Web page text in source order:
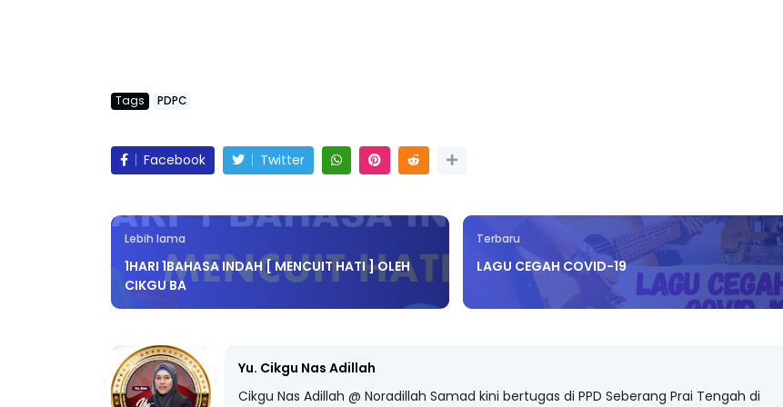
Tags PDPC
Facebook Twitter
Lebih lama
1HARI 1BAHASA INDAH [ MENCUIT HATI ] OLEH
CIKGU BA
Terbaru
LAGU CEGAH COVID-19
Yu. Cikgu Nas Adillah
Cikgu Nas Adillah @ Noradillah Samad kini bertugas di PPD Seberang Prai Tengah di